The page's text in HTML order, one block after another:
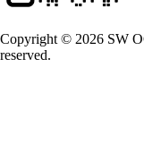
Copyright © 2026 SW
reserved.